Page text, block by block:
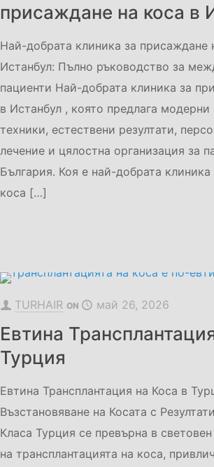
присаждане на коса в
Най-добрата клиника за присаждане
Истанбул: Пълно ръководство за
пациенти Най-добрата клиника за
в Истанбул , която предлага модерни
техники, естествени резултати,
лечение и цялостна организация за
България. Коя е най-добрата
коса […]
TURHAIR ON май 26, 2026
Евтина
Турция
Евтина Трансплантация на Коса в
Възстановяване на Косата с
Класа Турция се превърна в
на трансплантацията на коса,